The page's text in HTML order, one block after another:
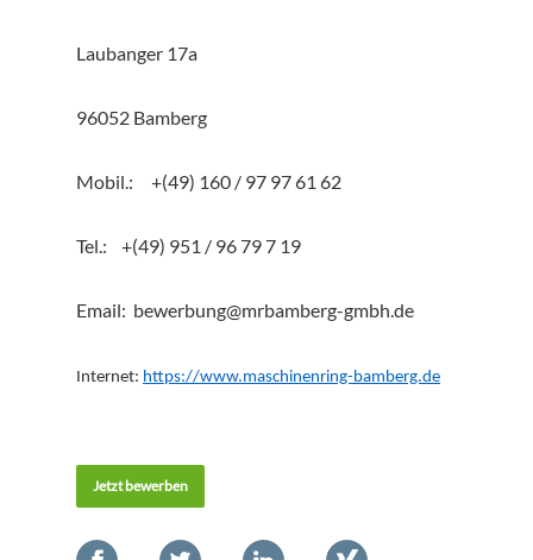
Laubanger 17a
96052 Bamberg
Mobil.: +(49) 160 / 97 97 61 62
Tel.: +(49) 951 / 96 79 7 19
Email: bewerbung@mrbamberg-gmbh.de
Internet: https://www.maschinenring-bamberg.de
Jetzt bewerben